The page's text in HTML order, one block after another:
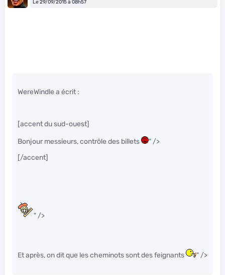
Le 29/09/2015 à 08h57
WereWindle a écrit :
[accent du sud-ouest]
Bonjour messieurs, contrôle des billets
" />
[/accent]
" />
Et après, on dit que les cheminots sont des feignants " />